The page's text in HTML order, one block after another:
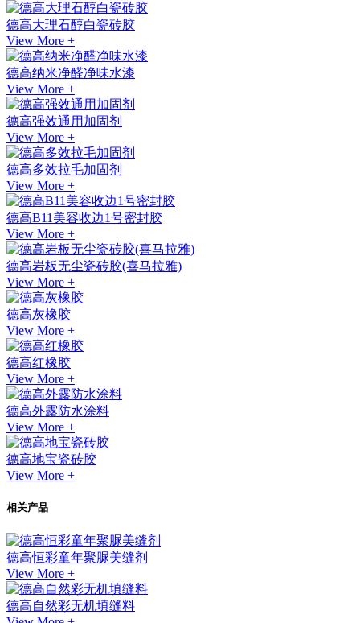
德高大理石醇白瓷砖胶
View More +
德高纳米净醛净味水漆
View More +
德高强效通用加固剂
View More +
德高多效拉毛加固剂
View More +
德高B11美容收边1号密封胶
View More +
德高岩板无尘瓷砖胶(喜马拉雅)
View More +
德高灰橡胶
View More +
德高红橡胶
View More +
德高外露防水涂料
View More +
德高地宝瓷砖胶
View More +
相关产品
德高恒彩童年聚脲美缝剂
View More +
德高自然彩无机填缝料